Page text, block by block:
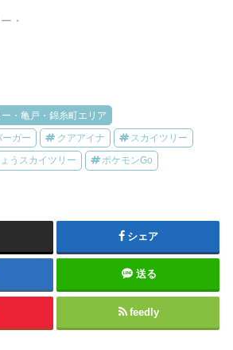
・
・亀戸・錦糸町エリア
ガー クアアイナ スカイツリー
うスカイツリー ポケモンGo
シェア
送る
feedly